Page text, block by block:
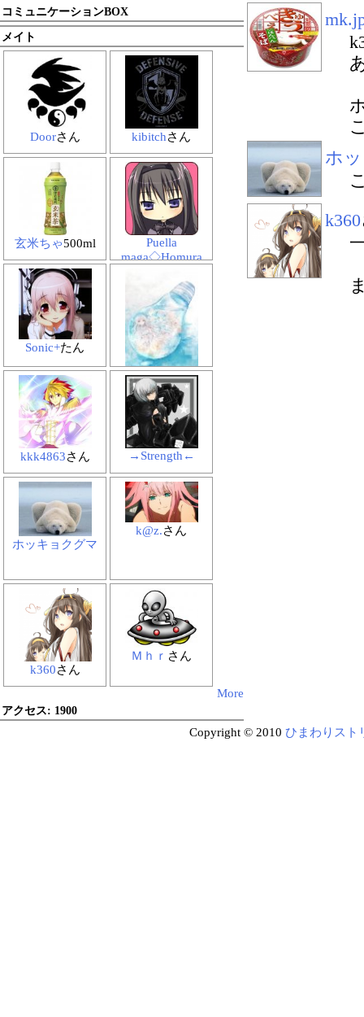
コミュニケーションBOX
メイト
Doorさん kibitchさん
玄米ちゃ500ml
Puella
maga◇Homura
maga☆Mam
Sonic+たん
Masatakaさん
kkk4863さん →Strength←
ホッキョクグマ
k@z.さん
k360さん
Ｍｈｒ さん
More
アクセス: 1900
ホ
k360
Copyright © 2010 ひまわりスト